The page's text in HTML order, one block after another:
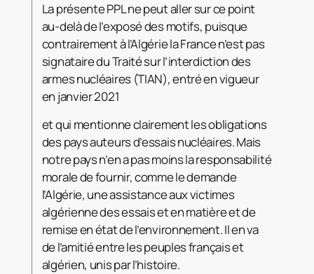
La présente PPL ne peut aller sur ce point
au-delà de l’exposé des motifs, puisque
contrairement à l’Algérie la France n’est pas
signataire du Traité sur l’interdiction des
armes nucléaires (TIAN), entré en vigueur
en janvier 2021
et qui mentionne clairement les obligations
des pays auteurs d’essais nucléaires. Mais
notre pays n’en a pas moins la responsabilité
morale de fournir, comme le demande
l’Algérie, une assistance aux victimes
algérienne des essais et en matière et de
remise en état de l’environnement. Il en va
de l’amitié entre les peuples français et
algérien, unis par l’histoire.